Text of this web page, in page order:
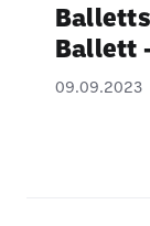
Ballett
Alt
09.09.2023